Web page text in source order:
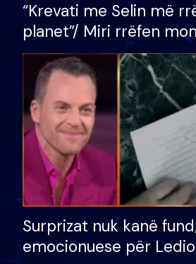
“Krevati me Selin më
planet”/ Miri rrëfen
bukura në shtëpinë e
mungojë zilja e
Surprizat nuk kanë
emocionuese për